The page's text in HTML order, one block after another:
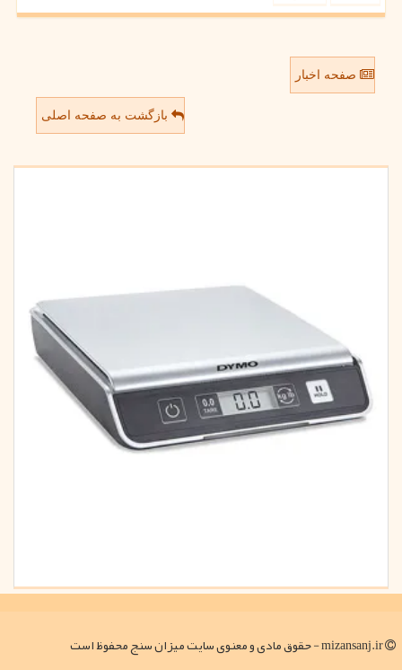
صفحه اخبار
بازگشت به صفحه اصلی